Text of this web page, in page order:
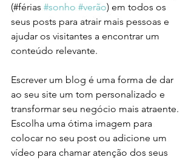
(#férias #sonho #verão) em todos os
seus posts para atrair mais pessoas e
ajudar os visitantes a encontrar um
conteúdo relevante.
Escrever um blog é uma forma de dar
ao seu site um tom personalizado e
transformar seu negócio mais atraente.
Escolha uma ótima imagem para
colocar no seu post ou adicione um
vídeo para chamar atenção dos seus